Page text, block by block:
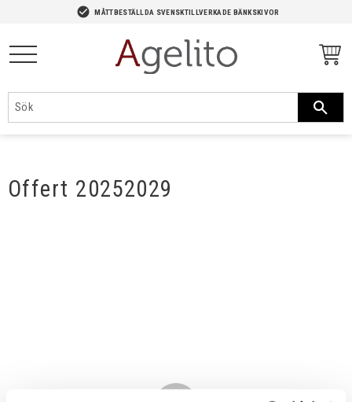
check_circle MÅTTBESTÄLLDA SVENSKTILLVERKADE BÄNKSKIVOR
Offert 20252029